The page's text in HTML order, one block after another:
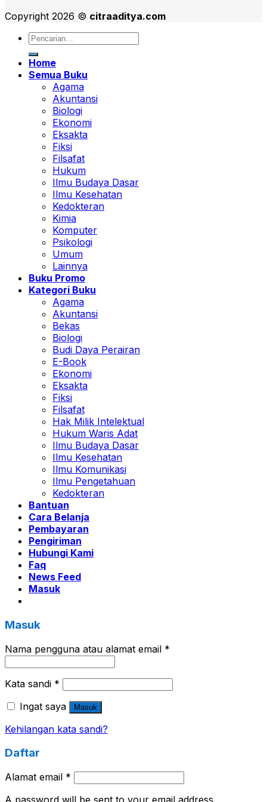
Copyright 2026 © citraaditya.com
Pencarian
Home
Semua Buku
Agama
Akuntansi
Biologi
Ekonomi
Eksakta
Fiksi
Filsafat
Hukum
Ilmu Budaya Dasar
Ilmu Kesehatan
Kedokteran
Kimia
Komputer
Psikologi
Umum
Lainnya
Buku Promo
Kategori Buku
Agama
Akuntansi
Bekas
Biologi
Budi Daya Perairan
E-Book
Ekonomi
Eksakta
Fiksi
Filsafat
Hak Milik Intelektual
Hukum Waris Adat
Ilmu Budaya Dasar
Ilmu Kesehatan
Ilmu Komunikasi
Ilmu Pengetahuan
Kedokteran
Bantuan
Cara Belanja
Pembayaran
Pengiriman
Hubungi Kami
Faq
News Feed
Masuk
Masuk
Nama pengguna atau alamat email *
Kata sandi *
Ingat saya
Masuk
Kehilangan kata sandi?
Daftar
Alamat email *
A password will be sent to your email address.